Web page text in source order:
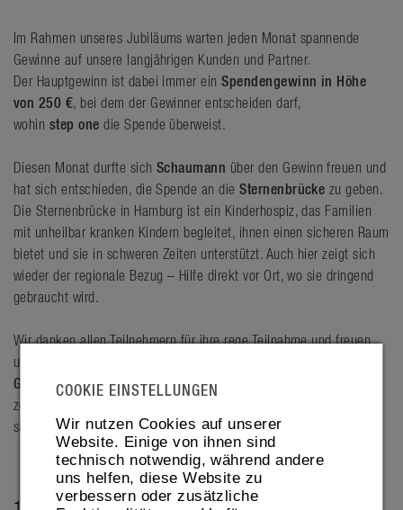
Im Rahmen unseres Jubiläums warten jeden Monat spannende
Gewinne auf unsere langjährigen Kunden und Partner.
Der Hauptgewinn ist dabei immer einSpendengewinn in Höhe
von 250 €, bei dem der Gewinner entscheiden darf,
wohin step one die Spende überweist.
Diesen Monat durfte sich Schaumann über den Gewinn freuen und
hat sich entschieden, die Spende an dieSternenbrücke zu geben.
Die Sternenbrücke in Hamburg ist ein Kinderhospiz, das Familien
mit unheilbar kranken Kindern begleitet, ihnen einen sicheren Raum
bietet und sie in schweren Zeiten unterstützt. Auch hier zeigt sich
wieder der regionale Bezug – Hilfe direkt vor Ort, wo sie dringend
gebraucht wird.
Wir danken allen Teilnehmern für ihre rege Teilnahme und freuen
uns schon auf das nächste Gewinnspiel im kommenden Monat.
Gemeinsam etwas Gutes tunmacht nicht nur Freude, sondern
zeigt auch, wie stark unser Netzwerk und unsere Partnerschaften
sind.
COOKIE EINSTELLUNGEN
Wir nutzen Cookies auf unserer
Website. Einige von ihnen sind
technisch notwendig, während andere
uns helfen, diese Website zu
verbessern oder zusätzliche